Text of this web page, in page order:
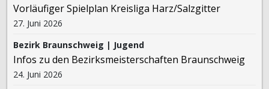
Vorläufiger Spielplan Kreisliga Harz/Salzgitter
27. Juni 2026
Bezirk Braunschweig | Jugend
Infos zu den Bezirksmeisterschaften Braunschweig
24. Juni 2026